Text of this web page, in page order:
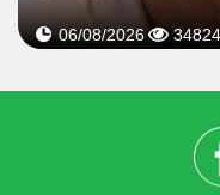
06/08/2026 34824